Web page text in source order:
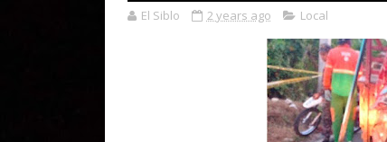
El Siblo 2 years ago Local